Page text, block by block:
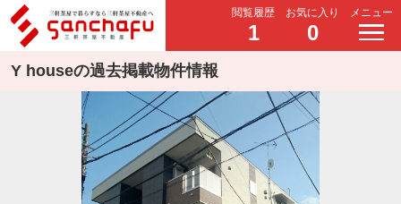
閲覧履歴
1
お気に入り
0
メニュー
Y houseの過去掲載物件情報